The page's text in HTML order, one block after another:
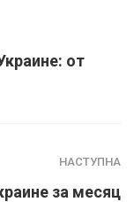
от
НАСТУПНА
за месяц